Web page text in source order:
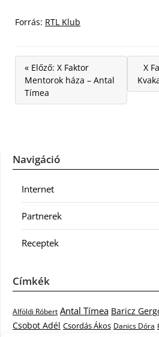
Forrás: RTL Klub
« Előző: X Faktor
Mentorok háza – Antal
Tímea
X
Navigáció
Internet
Partnerek
Receptek
Címkék
Alföldi Róbert Antal Tímea Baricz
Csobot Adél Csordás Ákos Danics Dóra